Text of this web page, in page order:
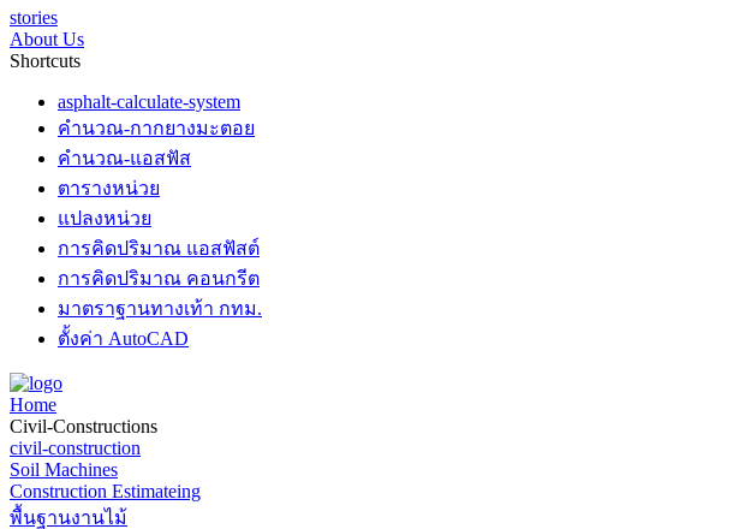
stories
About Us
Shortcuts
asphalt-calculate-system
คำนวณ-กากยางมะตอย
คำนวณ-แอสฟัส
ตารางหน่วย
แปลงหน่วย
การคิดปริมาณ แอสฟัสต์
การคิดปริมาณ คอนกรีต
มาตราฐานทางเท้า กทม.
ตั้งค่า AutoCAD
Home
Civil-Constructions
civil-construction
Soil Machines
Construction Estimateing
พื้นฐานงานไม้